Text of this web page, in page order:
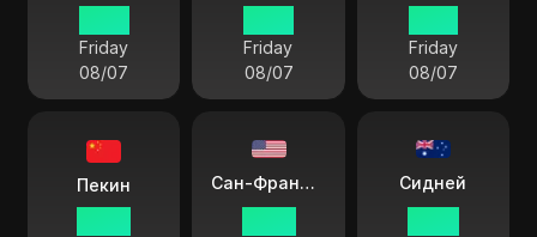
Friday
08/07
Friday
08/07
Friday
08/07
Пекин Сан-Франциско Сидней